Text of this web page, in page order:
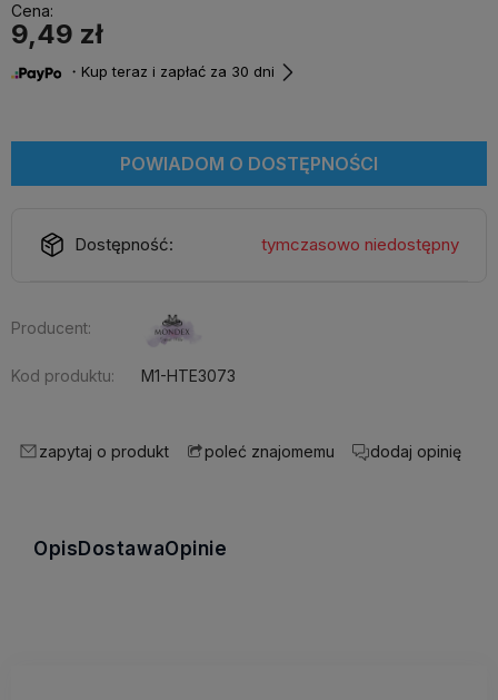
Cena:
9,49 zł
・Kup teraz i zapłać za 30 dni
POWIADOM O DOSTĘPNOŚCI
Dostępność: tymczasowo niedostępny
Producent:
Kod produktu: M1-HTE3073
zapytaj o produkt poleć znajomemu dodaj opinię
OpisDostawaOpinie